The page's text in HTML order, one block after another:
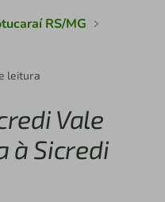
RS/MG
leitura
Vale
à Sicredi